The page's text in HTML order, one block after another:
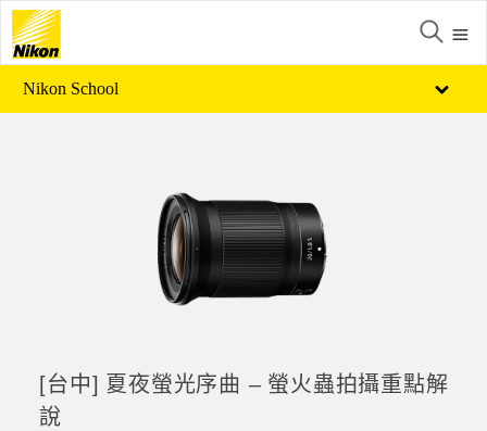
Nikon School
[台中] 夏夜螢光序曲 – 螢火蟲拍攝重點解
說